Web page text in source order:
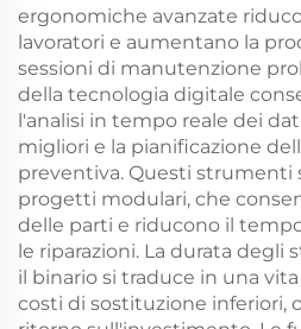
ergonomiche avanzate
lavoratori e aumentano la
sessioni di manutenzione
della tecnologia digitale
l'analisi in tempo reale dei
migliori e la pianificazione
preventiva. Questi strumenti
progetti modulari, che
delle parti e riducono il
le riparazioni. La durata
il binario si traduce in una
costi di sostituzione inferiori,